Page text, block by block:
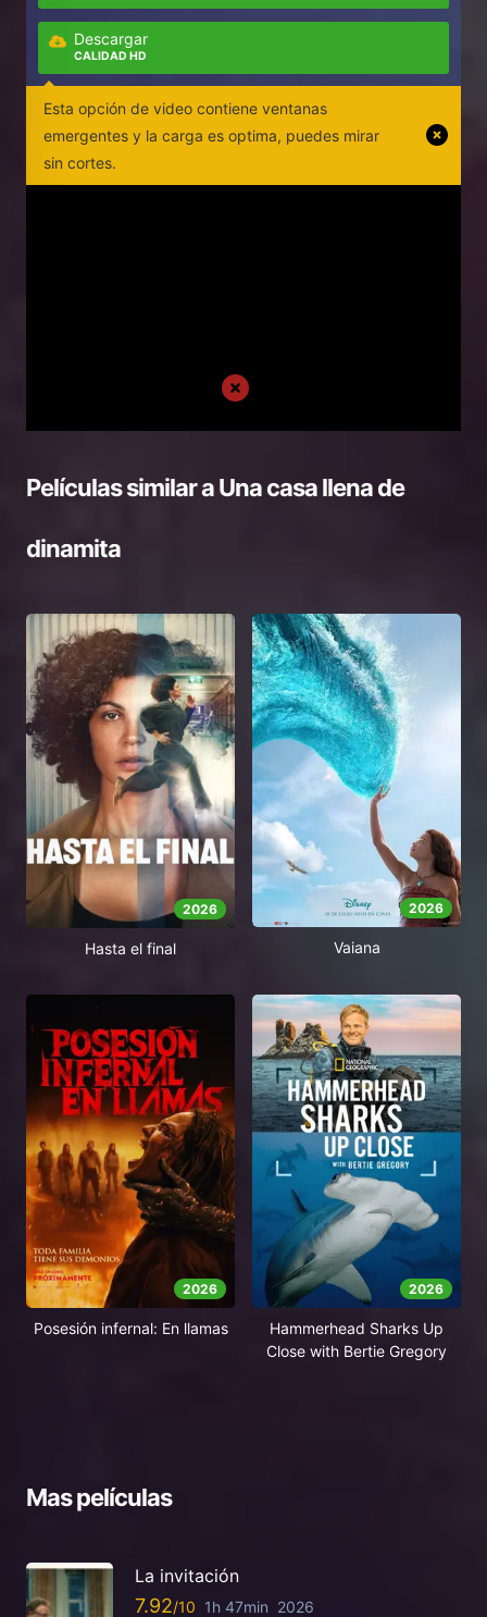
Descargar
CALIDAD HD
Esta opción de video contiene ventanas
emergentes y la carga es optima, puedes mirar
sin cortes.
Películas similar aUna casa llena de
dinamita
2026
Hasta el final
2026
Vaiana
2026
Posesión infernal: En llamas
2026
Hammerhead Sharks Up
Close with Bertie Gregory
Mas películas
La invitación
7.92 1h 47min 2026